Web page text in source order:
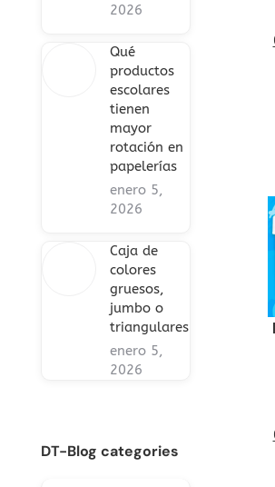
2026
Qué
productos
escolares
tienen
mayor
rotación en
papelerías
enero 5,
2026
Caja de
colores
gruesos,
jumbo o
triangulares
enero 5,
2026
DT-Blog categories